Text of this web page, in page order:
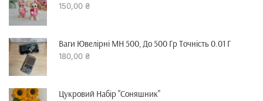
150,00 ₴
Ваги Ювелірні MH 500, До 500 Гр Точність 0.01 Г
180,00 ₴
Цукровий Набір "Соняшник"